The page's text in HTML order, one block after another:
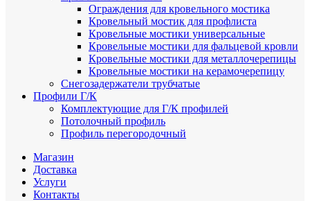
Ограждения для кровельного мостика
Кровельный мостик для профлиста
Кровельные мостики универсальные
Кровельные мостики для фальцевой кровли
Кровельные мостики для металлочерепицы
Кровельные мостики на керамочерепицу
Снегозадержатели трубчатые
Профили Г/К
Комплектующие для Г/К профилей
Потолочный профиль
Профиль перегородочный
Магазин
Доставка
Услуги
Контакты